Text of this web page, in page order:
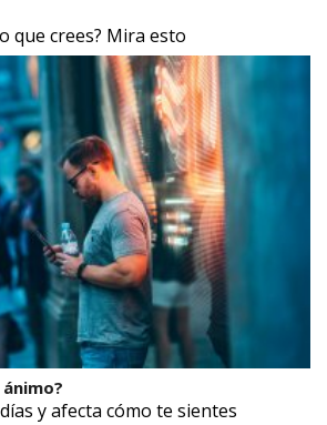
que crees? Mira esto
y afecta cómo te sientes